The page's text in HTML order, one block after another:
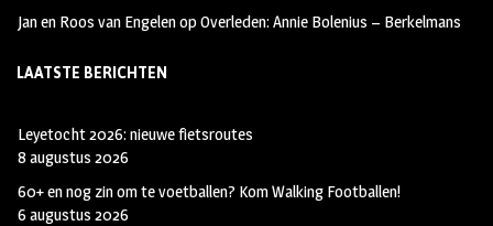
Jan en Roos van EngelenopOverleden: Annie Bolenius – Berkelmans
LAATSTE BERICHTEN
Leyetocht 2026: nieuwe fietsroutes
8 augustus 2026
60+ en nog zin om te voetballen? Kom Walking Footballen!
6 augustus 2026